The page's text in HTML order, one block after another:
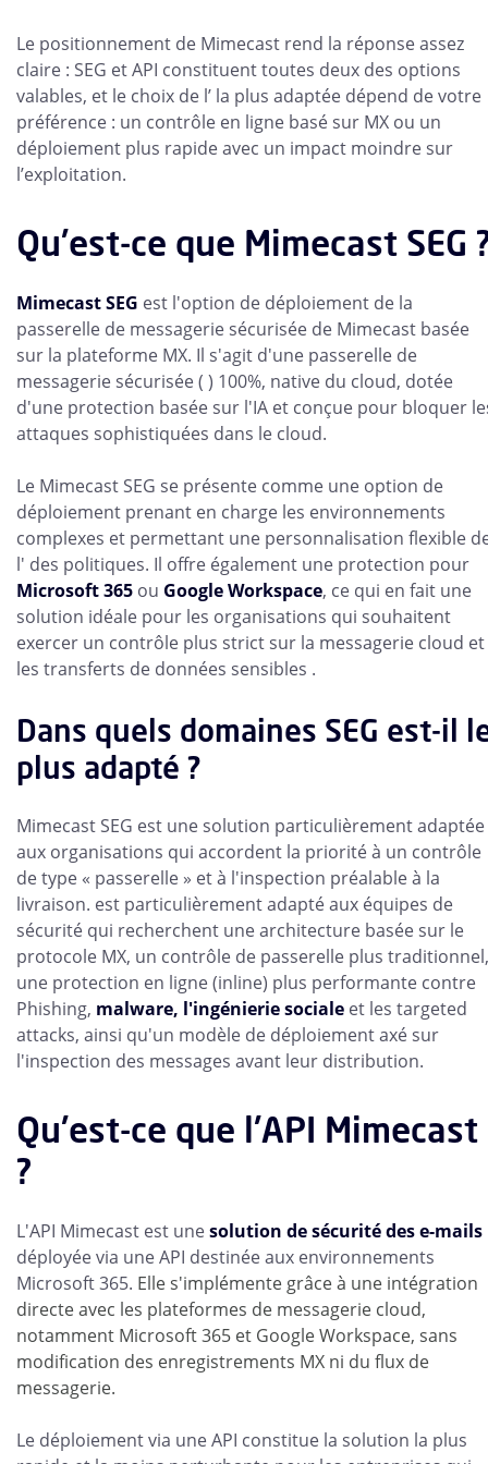
Le positionnement de Mimecast rend la réponse assez
claire : SEG et API constituent toutes deux des options
valables, et le choix de l’ la plus adaptée dépend de votre
préférence : un contrôle en ligne basé sur MX ou un
déploiement plus rapide avec un impact moindre sur
l’exploitation.
Qu'est-ce que Mimecast SEG
Mimecast SEG est l'option de déploiement de la
passerelle de messagerie sécurisée de Mimecast basée
sur la plateforme MX. Il s'agit d'une passerelle de
messagerie sécurisée ( ) 100%, native du cloud, dotée
d'une protection basée sur l'IA et conçue pour bloquer
attaques sophistiquées dans le cloud.
Le Mimecast SEG se présente comme une option de
déploiement prenant en charge les environnements
complexes et permettant une personnalisation flexible
l' des politiques. Il offre également une protection pour
Microsoft 365 ou Google Workspace, ce qui en fait une
solution idéale pour les organisations qui souhaitent
exercer un contrôle plus strict sur la messagerie cloud et
les transferts de données sensibles .
Dans quels domaines SEG est-il
plus adapté ?
Mimecast SEG est une solution particulièrement adaptée
aux organisations qui accordent la priorité à un contrôle
de type « passerelle » et à l'inspection préalable à la
livraison. est particulièrement adapté aux équipes de
sécurité qui recherchent une architecture basée sur le
protocole MX, un contrôle de passerelle plus traditionnel,
une protection en ligne (inline) plus performante contre
Phishing, malware, l'ingénierie sociale et les targeted
attacks, ainsi qu'un modèle de déploiement axé sur
l'inspection des messages avant leur distribution.
Qu'est-ce que l'API Mimecast
?
L'API Mimecast est unesolution de sécurité des e-mails
déployée via une API destinée aux environnements
Microsoft 365. Elle s'implémente grâce à une intégration
directe avec les plateformes de messagerie cloud,
notamment Microsoft 365 et Google Workspace, sans
modification des enregistrements MX ni du flux de
messagerie.
Le déploiement via une API constitue la solution la plus